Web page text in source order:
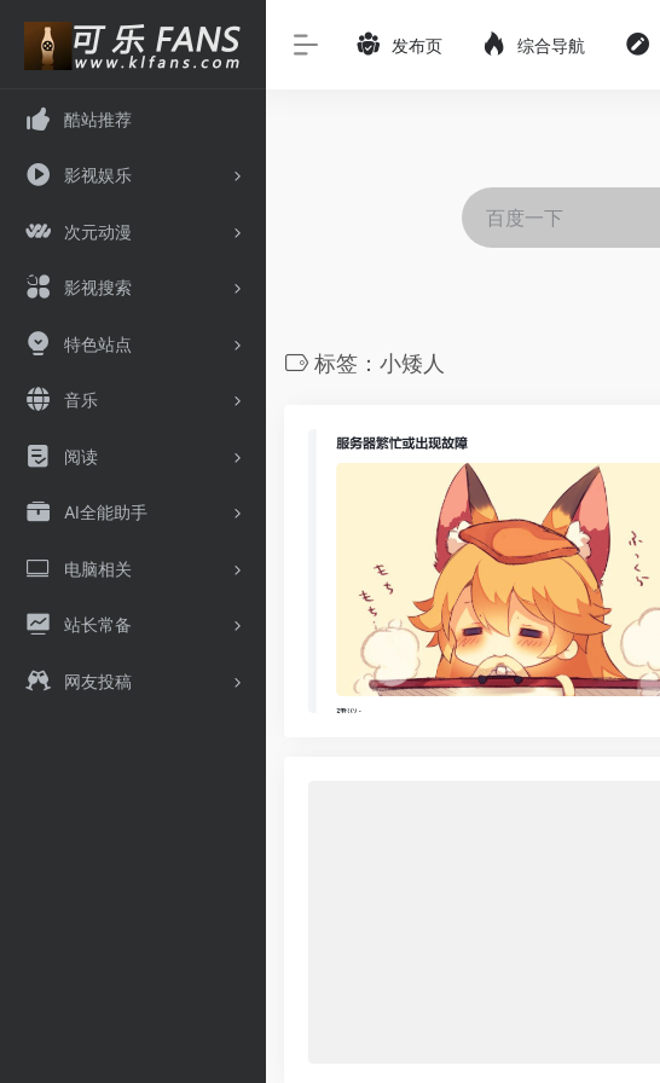
酷站推荐
影视娱乐
次元动漫
影视搜索
特色站点
音乐
阅读
AI全能助手
电脑相关
站长常备
网友投稿
发布页 综合导航
标签：小矮人